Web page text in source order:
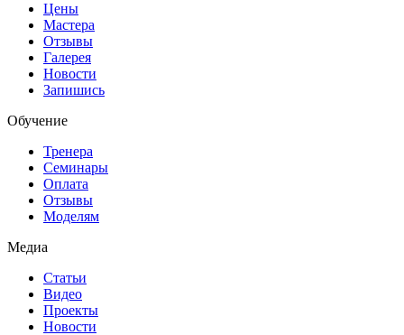
Цены
Мастера
Отзывы
Галерея
Новости
Запишись
Обучение
Тренера
Семинары
Оплата
Отзывы
Моделям
Медиа
Статьи
Видео
Проекты
Новости